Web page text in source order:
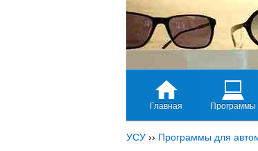
Главная Программы
УСУ ›› Программы для